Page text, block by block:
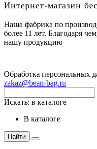
Интернет-магазин
Наша фабрика по
более 11 лет. Благодаря
нашу продукцию
Обработка персональных
zakaz@bean-bag.ru
Искать: в каталоге
в каталоге
Найти